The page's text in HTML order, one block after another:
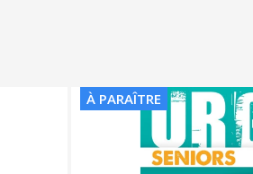
À PARAÎTRE